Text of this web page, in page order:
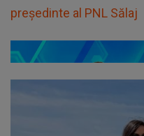
președinte al PNL Sălaj